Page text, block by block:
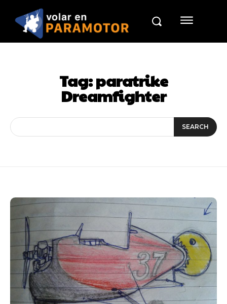
Tag:paratrike
Dreamfighter
SEARCH